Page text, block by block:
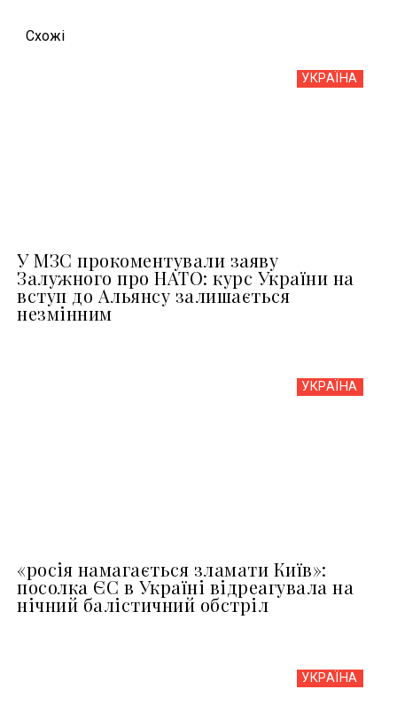
Схожi
УКРАЇНА
У МЗС прокоментували заяву
Залужного про НАТО: курс України на
вступ до Альянсу залишається
незмінним
УКРАЇНА
«росія намагається зламати Київ»:
посолка ЄС в Україні відреагувала на
нічний балістичний обстріл
УКРАЇНА